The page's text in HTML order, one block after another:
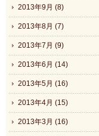
2013年9月 (8)
2013年8月 (7)
2013年7月 (9)
2013年6月 (14)
2013年5月 (16)
2013年4月 (15)
2013年3月 (16)